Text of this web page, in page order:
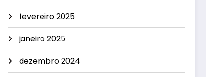
fevereiro 2025
janeiro 2025
dezembro 2024